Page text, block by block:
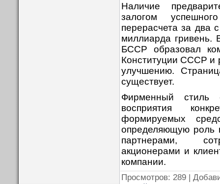
Наличие
залогом
перерасчета за два
миллиарда
БССР образовал
Конституции СССР и
улучшению.
существует.
Фирменный стиль
восприятия
формируемых
определяющую роль
партнерами,
акционерами и
компании.
Просмотров: 289 |